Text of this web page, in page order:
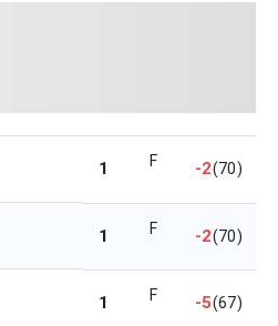
1 F -2(70)
1 F -2(70)
1 F -5(67)